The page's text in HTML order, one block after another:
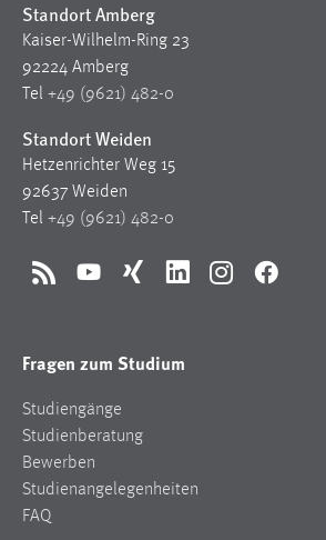
Standort Amberg
Kaiser-Wilhelm-Ring 23
92224 Amberg
Tel +49 (9621) 482-0
Standort Weiden
Hetzenrichter Weg 15
92637 Weiden
Tel +49 (9621) 482-0
RSS YouTubeXing LinkedInInstagramFacebook
Fragen zum Studium
Studiengänge
Studienberatung
Bewerben
Studienangelegenheiten
FAQ